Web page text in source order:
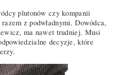
plutonów czy kompanii
z podwładnymi. Dowódca,
ma nawet trudniej. Musi
decyzje, które